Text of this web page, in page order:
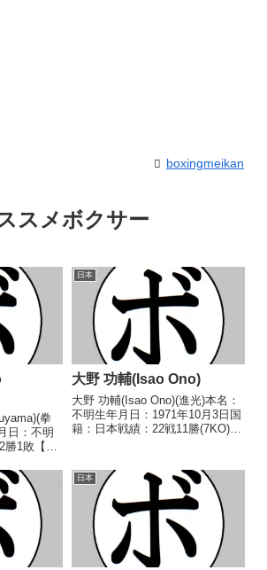
boxingmeikan
スメボクサー
拳
日：不明
勝1敗【獲
点不
福田 ...
日本
大野 功輔(Isao Ono)
大野 功輔(Isao Ono)(進光)本名：
不明生年月日：1971年10月3日国
籍：日本戦績：22戦11勝(7KO)11
(グリーンツダ)1991/11/06 ○4R
判...
日本